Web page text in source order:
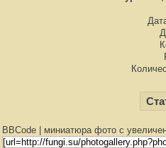
BBCode | миниатюра фото с